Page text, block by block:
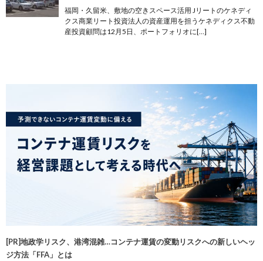
福岡・久留米、敷地の空きスペース活用 Jリートのケネディ
クス商業リート投資法人の資産運用を担うケネディクス不動
産投資顧問は12月5日、ポートフォリオに[…]
[PR]地政学リスク、港湾混雑…コンテナ運賃の変動リスクへの新しいヘッ
ジ方法「FFA」とは